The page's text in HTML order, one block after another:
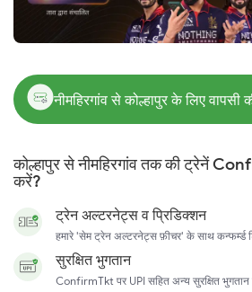
नीमहिरगांव से कोल्हापुर के लिए
कोल्हापुर से नीमहिरगांव तक की ट्रेनें
करें?
ट्रेन अल्टरनेट्स व प्रिडिक्शन
हमारे 'सेम ट्रेन अल्टरनेट्स फ़ीचर' के साथ कन्फर्म्ड
सुरक्षित भुगतान
ConfirmTkt पर UPI सहित अन्य सुरक्षित भुगतान